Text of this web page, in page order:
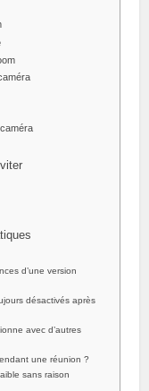
d’une version
désactivés après
avec d’autres
une réunion ?
sans raison